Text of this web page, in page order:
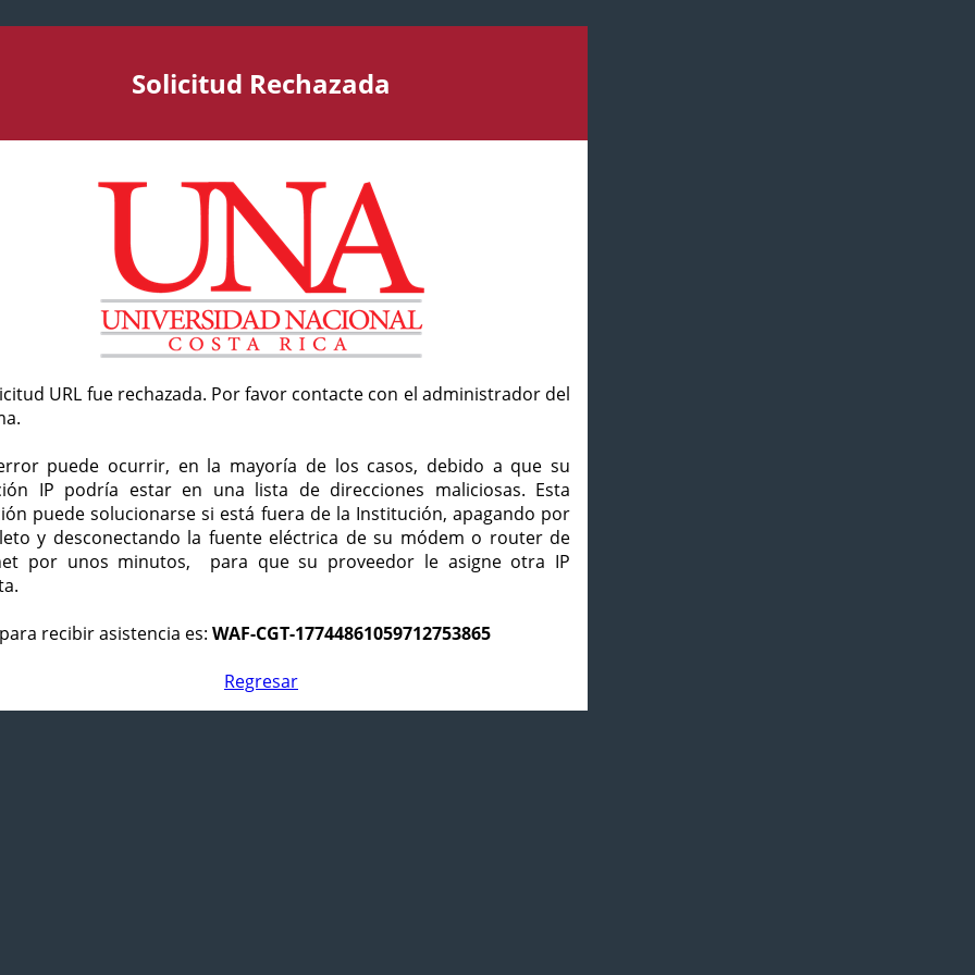
Solicitud Rechazada
URL fue rechazada. Por favor contacte con el administrador del
puede ocurrir, en la mayoría de los casos, debido a que su
IP podría estar en una lista de direcciones maliciosas. Esta
puede solucionarse si está fuera de la Institución, apagando por
y desconectando la fuente eléctrica de su módem o router de
por unos minutos, para que su proveedor le asigne otra IP
recibir asistencia es: WAF-CGT-17744861059712753865
Regresar